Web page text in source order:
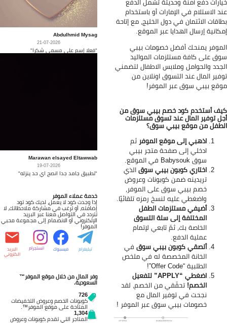
الاستلام في الإمارات أو باستخدام
الائتمان في دول الخليج، مع إتاحة
إرسال الهدايا عبر الموقع.
يمنحك أفضل خصومات بيبي
على كافة مستلزمات المواليد
والحوامل وملابس الاطفال لتضمني
المال عند التسوق اونلاين من
بيبي سوق عبر الموفر!
أستخدم كود خصم بيبي سوق من
توفير المال عند تسوق مستلزمات
من موقع بيبي سوق؟
اذهبي إلى موقع الموفرثم
ادخلي إلى صفحة متجر بيبي
سوق Babysouk في الموقع.
اختاري كوبون بيبي سوقالذي
تريدينه ضمن كوبونات وعروض
خصم بيبي سوق على الموفر،
واضغطي عليه لنسخ رمزه تلقائيًا.
أضيفي مستلزمات الطفل
المختلفة إلى سلة التسوق
الخاصة بك، ثمّ تابعي لإتمام
عملية الدفع.
ألصقي كوبون بيبي سوقفي
الخانة المخصصة له في ملخص
الطلبية “Offer Code”!
اضغطي “APPLY” لتفعيل
الخصم!تحقّقي من الخصم، لقد
نجحت في توفير المال مع
خصومات بيبي سوق عبر الموفر!
Abdulhmid Mysag
21-07-2026
"فعلا إسم على مسمى شكرا"
Marawan elsayed Eltawwab
19-07-2026
"تطبيق جامد جدا انصح اي حد ينزله"
خدمة عملاء الموفر
إذا وجدت كود لا يعمل، لديك كود تود
إضافته، أو ترغب في مشاركة ملاحظاتك، لا
تتردد في التواصل معنا عبر البريد
الإلكتروني أو الانضمام إلى مجموعة محبي
الموفر!
تيليغرام فيسبوك انستجرام البريد
الكتروني
وفر المال من خلال موقع الموفر™
السعودية.
726
كوبونات الخصم وعروض التخفيضات
المتاحة على موقع الموفر™.
1,304
المتاجر التي تقدم كوبونات وعروض